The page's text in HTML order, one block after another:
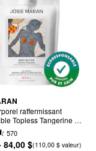
raffermissant
Topless Tangerine
fouettée
570
84,00 $(110,00 $ valeur)